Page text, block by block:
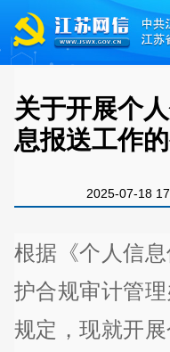
关于开展个
息报送工作
2025-07-18
根据《个人信
护合规审计管
规定，现就开